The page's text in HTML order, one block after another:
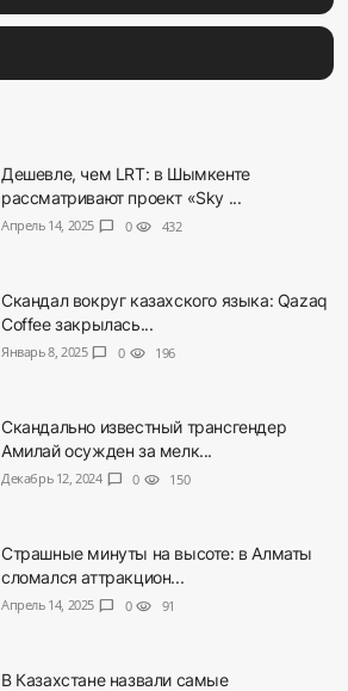
Дешевле, чем LRT: в Шымкенте
рассматривают проект «Sky ...
Апрель 14, 2025 chat_bubble 0 visibility 432
Скандал вокруг казахского языка: Qazaq
Coffee закрылась...
Январь 8, 2025 chat_bubble 0 visibility 196
Скандально известный трансгендер
Амилай осужден за мелк...
Декабрь 12, 2024 chat_bubble 0 visibility 150
Страшные минуты на высоте: в Алматы
сломался аттракцион...
Апрель 14, 2025 chat_bubble 0 visibility 91
В Казахстане назвали самые